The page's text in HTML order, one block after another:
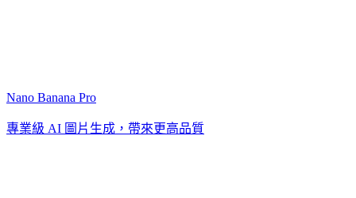
Nano Banana Pro
專業級 AI 圖片生成，帶來更高品質